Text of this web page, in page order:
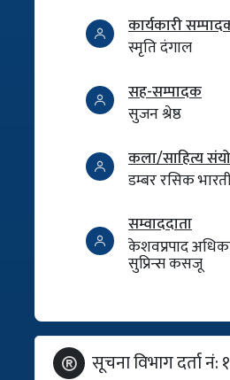
कार्यकारी
स्मृति दंगाल
सह-सम्पादक
सुजन श्रेष्ठ
कला/साहित्य
डम्बर रसिक
सम्वाददाता
केशवप्रपाद
सुप्रिन्स कसजू
सूचना विभाग दर्ता